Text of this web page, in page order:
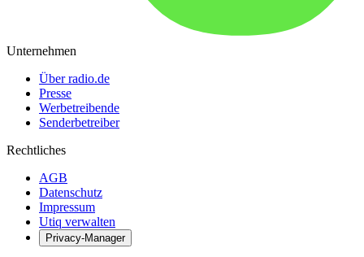
Unternehmen
Über radio.de
Presse
Werbetreibende
Senderbetreiber
Rechtliches
AGB
Datenschutz
Impressum
Utiq verwalten
Privacy-Manager